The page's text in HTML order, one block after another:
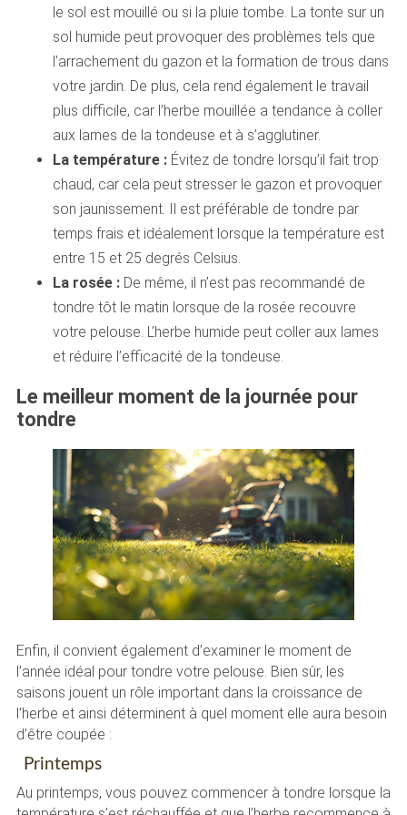
le sol est mouillé ou si la pluie tombe. La tonte sur un
sol humide peut provoquer des problèmes tels que
l’arrachement du gazon et la formation de trous dans
votre jardin. De plus, cela rend également le travail
plus difficile, car l’herbe mouillée a tendance à coller
aux lames de la tondeuse et à s’agglutiner.
La température :Évitez de tondre lorsqu’il fait trop
chaud, car cela peut stresser le gazon et provoquer
son jaunissement. Il est préférable de tondre par
temps frais et idéalement lorsque la température est
entre 15 et 25 degrés Celsius.
La rosée :De même, il n’est pas recommandé de
tondre tôt le matin lorsque de la rosée recouvre
votre pelouse. L’herbe humide peut coller aux lames
et réduire l’efficacité de la tondeuse.
Le meilleur moment de la journée pour
tondre
Enfin, il convient également d’examiner le moment de
l’année idéal pour tondre votre pelouse. Bien sûr, les
saisons jouent un rôle important dans la croissance de
l’herbe et ainsi déterminent à quel moment elle aura besoin
d’être coupée :
Printemps
Au printemps, vous pouvez commencer à tondre lorsque la